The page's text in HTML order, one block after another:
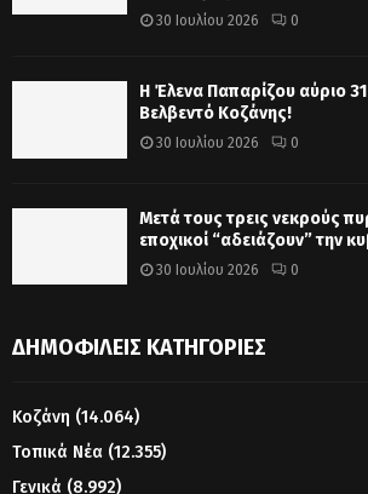
30 Ιουλίου 2026 0
Η Έλενα Παπαρίζου αύριο
Βελβεντό Κοζάνης!
30 Ιουλίου 2026 0
Μετά τους τρεις νεκρούς
εποχικοί “αδειάζουν” την
30 Ιουλίου 2026 0
ΔΗΜΟΦΙΛΕΊΣ ΚΑΤΗΓΟΡΊΕΣ
Κοζάνη (14.064)
Τοπικά Νέα (12.355)
Γενικά (8.992)